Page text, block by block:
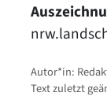
Autor*in:
Text zuletzt